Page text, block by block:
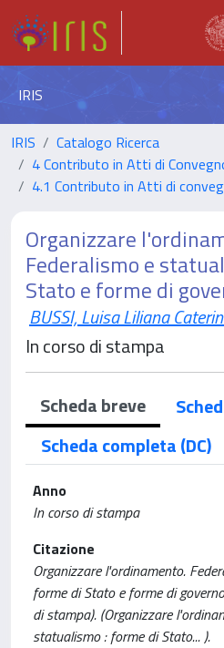
IRIS
IRIS
Catalogo Ricerca
4 Contributo in Atti di
4.1 Contributo in Atti di
Organizzare
Federalismo e
Stato e forme di
BUSSI, Luisa Liliana
In corso di stampa
Scheda breve
Scheda completa (DC)
Anno
In corso di stampa
Citazione
Organizzare l'ordinamento.
forme di Stato e forme di
di stampa). (Organizzare
statualismo : forme di Stato... ).